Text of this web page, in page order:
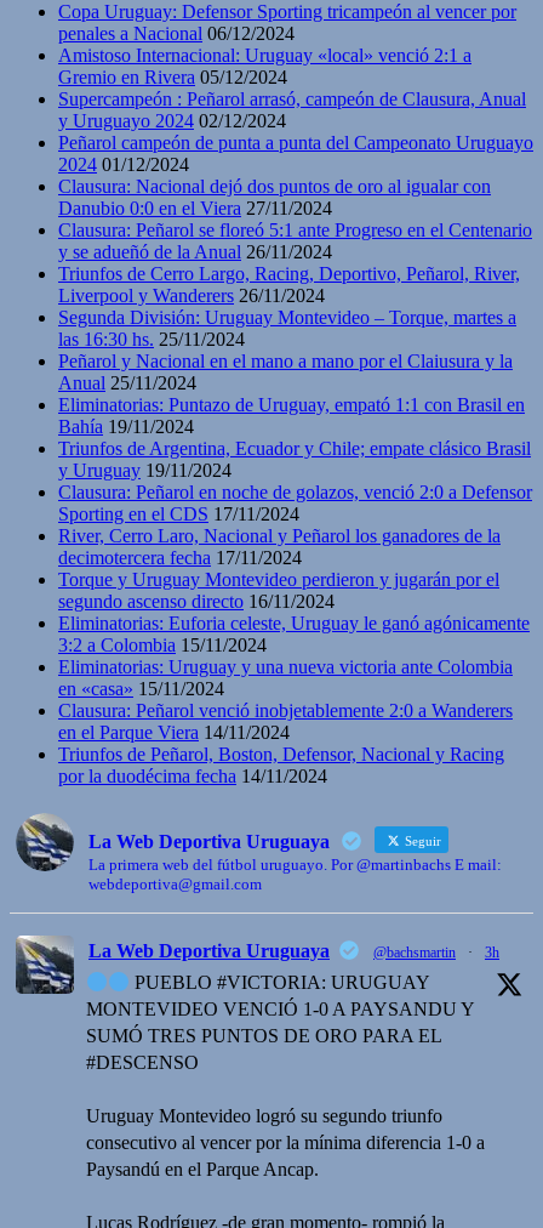
Copa Uruguay: Defensor Sporting tricampeón al vencer por
penales a Nacional 06/12/2024
Amistoso Internacional: Uruguay «local» venció 2:1 a
Gremio en Rivera 05/12/2024
Supercampeón : Peñarol arrasó, campeón de Clausura, Anual
y Uruguayo 2024 02/12/2024
Peñarol campeón de punta a punta del Campeonato Uruguayo
2024 01/12/2024
Clausura: Nacional dejó dos puntos de oro al igualar con
Danubio 0:0 en el Viera 27/11/2024
Clausura: Peñarol se floreó 5:1 ante Progreso en el Centenario
y se adueñó de la Anual 26/11/2024
Triunfos de Cerro Largo, Racing, Deportivo, Peñarol, River,
Liverpool y Wanderers 26/11/2024
Segunda División: Uruguay Montevideo – Torque, martes a
las 16:30 hs. 25/11/2024
Peñarol y Nacional en el mano a mano por el Claiusura y la
Anual 25/11/2024
Eliminatorias: Puntazo de Uruguay, empató 1:1 con Brasil en
Bahía 19/11/2024
Triunfos de Argentina, Ecuador y Chile; empate clásico Brasil
y Uruguay 19/11/2024
Clausura: Peñarol en noche de golazos, venció 2:0 a Defensor
Sporting en el CDS 17/11/2024
River, Cerro Laro, Nacional y Peñarol los ganadores de la
decimotercera fecha 17/11/2024
Torque y Uruguay Montevideo perdieron y jugarán por el
segundo ascenso directo 16/11/2024
Eliminatorias: Euforia celeste, Uruguay le ganó agónicamente
3:2 a Colombia 15/11/2024
Eliminatorias: Uruguay y una nueva victoria ante Colombia
en «casa» 15/11/2024
Clausura: Peñarol venció inobjetablemente 2:0 a Wanderers
en el Parque Viera 14/11/2024
Triunfos de Peñarol, Boston, Defensor, Nacional y Racing
por la duodécima fecha 14/11/2024
La Web Deportiva Uruguaya Seguir
La primera web del fútbol uruguayo. Por @martinbachs E mail:
webdeportiva@gmail.com
La Web Deportiva Uruguaya @bachsmartin · 3h
PUEBLO #VICTORIA: URUGUAY
MONTEVIDEO VENCIÓ 1-0 A PAYSANDU Y
SUMÓ TRES PUNTOS DE ORO PARA EL
#DESCENSO
Uruguay Montevideo logró su segundo triunfo
consecutivo al vencer por la mínima diferencia 1-0 a
Paysandú en el Parque Ancap.
Lucas Rodríguez -de gran momento- rompió la